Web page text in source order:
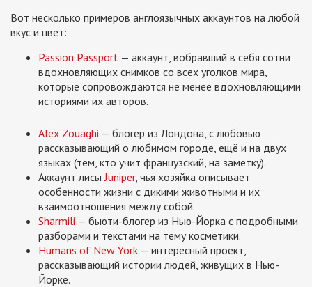
Вот несколько примеров англоязычных аккаунтов на любой
вкус и цвет:
Passion Passport — аккаунт, вобравший в себя сотни
вдохновляющих снимков со всех уголков мира,
которые сопровождаются не менее вдохновляющими
историями их авторов.
Alex Zouaghi — блогер из Лондона, с любовью
рассказывающий о любимом городе, ещё и на двух
языках (тем, кто учит французский, на заметку).
Аккаунт лисыJuniper, чья хозяйка описывает
особенности жизни с дикими животными и их
взаимоотношения между собой.
Sharmili — бьюти-блогер из Нью-Йорка с подробными
разборами и текстами на тему косметики.
Humans of New York — интересный проект,
рассказывающий истории людей, живущих в Нью-
Йорке.